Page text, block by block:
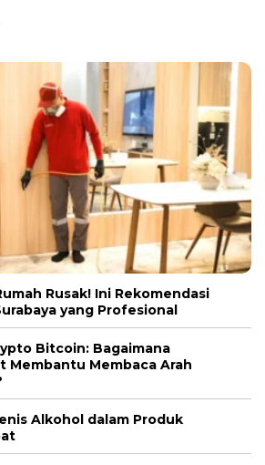
Rusak! Ini Rekomendasi
yang Profesional
Bitcoin: Bagaimana
Membantu Membaca Arah
Alkohol dalam Produk